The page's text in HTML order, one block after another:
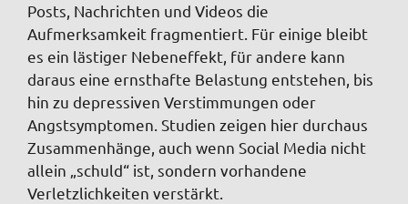
Posts, Nachrichten und Videos die
Aufmerksamkeit fragmentiert. Für einige bleibt
es ein lästiger Nebeneffekt, für andere kann
daraus eine ernsthafte Belastung entstehen, bis
hin zu depressiven Verstimmungen oder
Angstsymptomen. Studien zeigen hier durchaus
Zusammenhänge, auch wenn Social Media nicht
allein „schuld“ ist, sondern vorhandene
Verletzlichkeiten verstärkt.